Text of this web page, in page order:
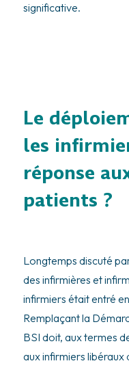
significative.
Le
les
réponse
patients ?
Longtemps discuté
des infirmières et
infirmiers était entré
Remplaçant la
BSI doit, aux termes
aux infirmiers libéraux